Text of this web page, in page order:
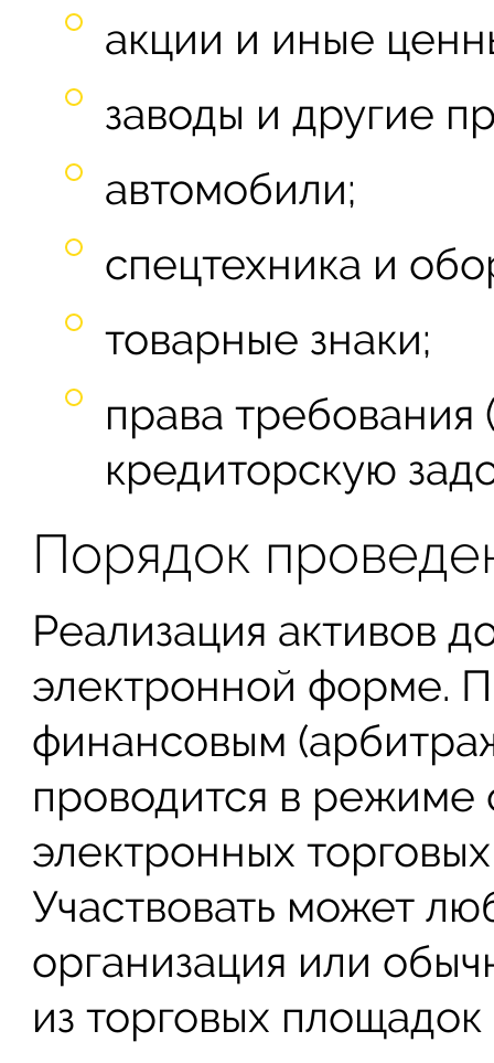
акции и иные
заводы и другие
автомобили;
спецтехника и
товарные знаки;
права
кредиторскую
Порядок
Реализация активов
электронной форме.
финансовым
проводится в режиме
электронных
Участвовать может
организация или
из торговых